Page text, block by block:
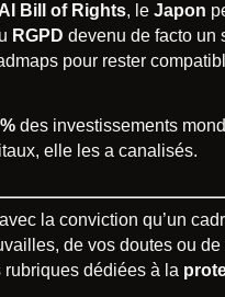
AI Bill of Rights, le Japon
RGPD devenu de facto un
pour rester
des investissements
elle les a canalisés.
la conviction qu’un
de vos doutes ou
dédiées à la